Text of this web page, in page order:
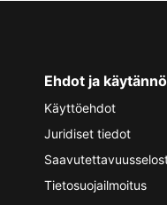
Ehdot ja
Käyttöehdot
Juridiset tiedot
Tietosuojailmoitus